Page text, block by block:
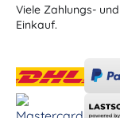
Viele Zahlungs-
Einkauf.